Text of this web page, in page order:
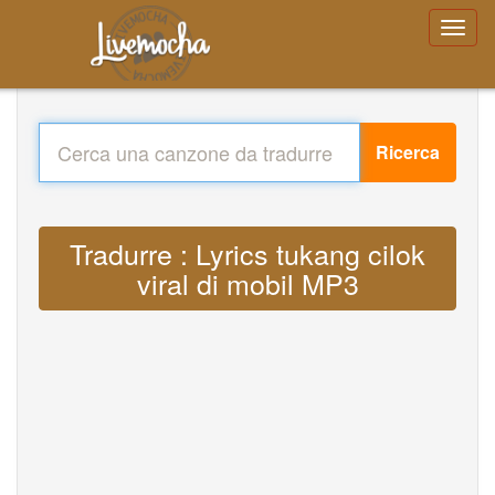
Ricerca
Tradurre : Lyrics tukang cilok
viral di mobil MP3